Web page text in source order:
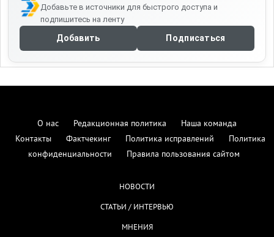
Добавьте в источники для быстрого доступа и
подпишитесь на ленту
Добавить Подписаться
О нас Редакционная политика
Наша команда
Контакты
Фактчекинг Политика исправлений
Политика
конфиденциальности
Правила пользования сайтом
НОВОСТИ
СТАТЬИ / ИНТЕРВЬЮ
МНЕНИЯ